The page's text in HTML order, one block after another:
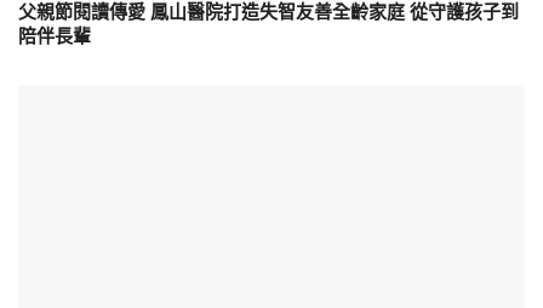
父親節閱讀傳愛 鳳山醫院打造失智友善全齡家庭 從守護孩子到
陪伴長輩